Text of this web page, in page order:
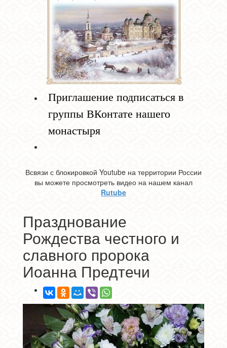
Приглашение подписаться в
группы ВКонтате нашего
монастыря
Всвязи с блокировкой Youtube на территории России
вы можете просмотреть видео на нашем канал
Rutube
Празднование
Рождества честного и
славного пророка
Иоанна Предтечи